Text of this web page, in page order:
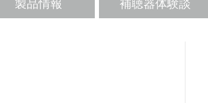
製品情報 補聴器体験談